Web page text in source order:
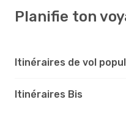
Planifie ton
Itinéraires de vol
Itinéraires Bis